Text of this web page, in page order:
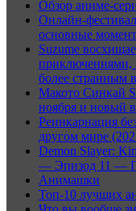
Обзор аниме-
Онлайн-
основные
Suzume
приключениями,
более странным
Макото Синкай
ноября и новый
Реинкарнация
другом мире
Demon Slayer:
— Эпизод 11 —
Анимашки
Топ-10 лучших